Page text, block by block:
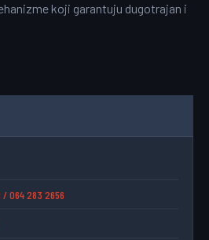
koji garantuju dugotrajan i
/064 283 2656